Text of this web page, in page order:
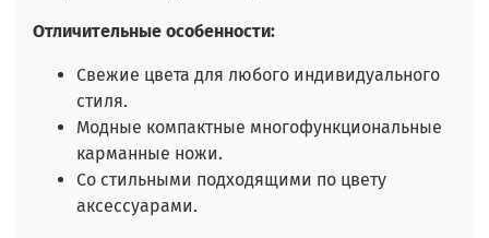
Отличительные особенности:
Свежие цвета для любого индивидуального
стиля.
Модные компактные многофункциональные
карманные ножи.
Со стильными подходящими по цвету
аксессуарами.